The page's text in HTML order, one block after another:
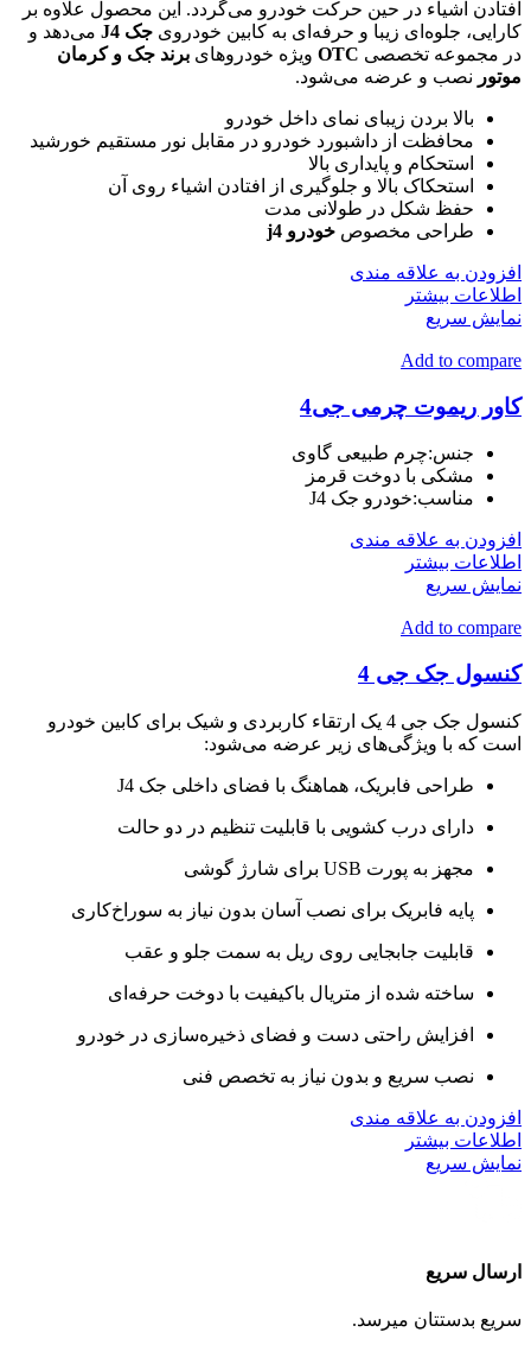
افتادن اشیاء در حین حرکت خودرو می‌گردد. این محصول علاوه بر
کارایی، جلوه‌ای زیبا و حرفه‌ای به کابین خودروی جک J4
می‌دهد و
در مجموعه تخصصی OTC ویژه خودروهای برند جک و کرمان
موتور نصب و عرضه می‌شود.
بالا بردن زیبای نمای داخل خودرو
محافظت از داشبورد خودرو در مقابل نور مستقیم خورشید
استحکام و پایداری بالا
استحکاک بالا و جلوگیری از افتادن اشیاء روی آن
حفظ شکل در طولانی مدت
طراحی مخصوص خودرو j4
افزودن به علاقه مندی
اطلاعات بیشتر
نمایش سریع
Add to compare
کاور ریموت چرمی جی4
جنس:چرم طبیعی گاوی
مشکی با دوخت قرمز
مناسب:خودرو جک J4
افزودن به علاقه مندی
اطلاعات بیشتر
نمایش سریع
Add to compare
کنسول جک جی 4
کنسول جک جی 4 یک ارتقاء کاربردی و شیک برای کابین خودرو
است که با ویژگی‌های زیر عرضه می‌شود:
طراحی فابریک، هماهنگ با فضای داخلی جک J4
دارای درب کشویی با قابلیت تنظیم در دو حالت
مجهز به پورت USB برای شارژ گوشی
پایه فابریک برای نصب آسان بدون نیاز به سوراخ‌کاری
قابلیت جابجایی روی ریل به سمت جلو و عقب
ساخته شده از متریال باکیفیت با دوخت حرفه‌ای
افزایش راحتی دست و فضای ذخیره‌سازی در خودرو
نصب سریع و بدون نیاز به تخصص فنی
افزودن به علاقه مندی
اطلاعات بیشتر
نمایش سریع
ارسال سریع
سریع بدستتان میرسد.